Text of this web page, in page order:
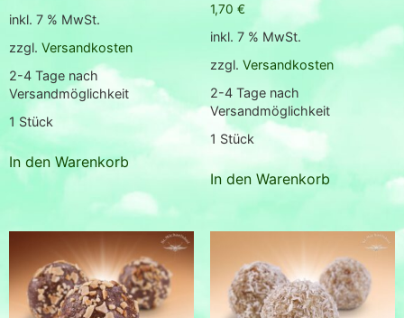
inkl. 7 % MwSt.
zzgl. Versandkosten
2-4 Tage nach
Versandmöglichkeit
1 Stück
In den Warenkorb
1,70 €
inkl. 7 % MwSt.
zzgl. Versandkosten
2-4 Tage nach
Versandmöglichkeit
1 Stück
In den Warenkorb